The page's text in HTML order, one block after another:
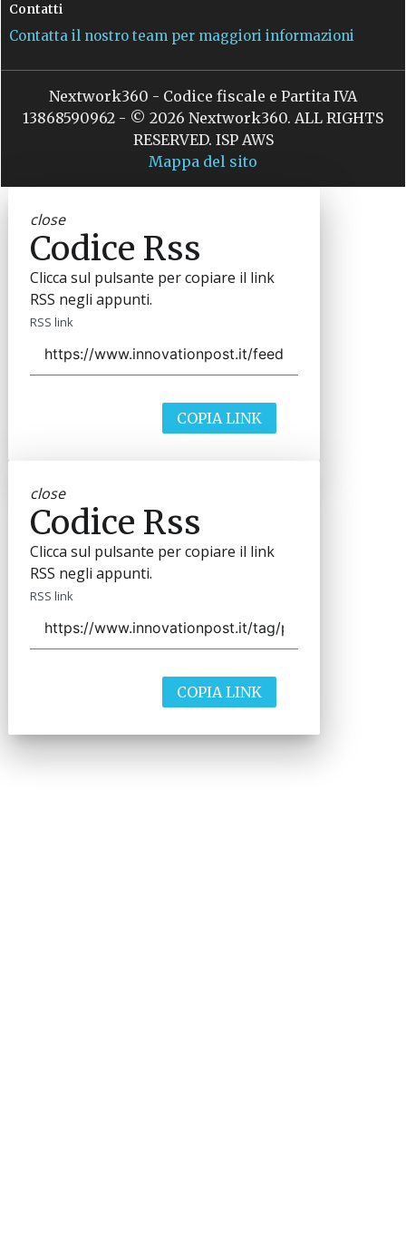
Contatti
Contatta il nostro team per maggiori informazioni
Nextwork360 - Codice fiscale e Partita IVA
13868590962 - © 2026 Nextwork360. ALL RIGHTS
RESERVED. ISP AWS
Mappa del sito
close
Codice Rss
Clicca sul pulsante per copiare il link
RSS negli appunti.
RSS link
COPIA LINK
close
Codice Rss
Clicca sul pulsante per copiare il link
RSS negli appunti.
RSS link
COPIA LINK